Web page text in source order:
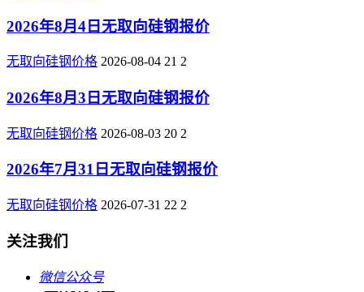
2026年8月4日无取向硅钢报价
无取向硅钢价格 2026-08-04 21 2
2026年8月3日无取向硅钢报价
无取向硅钢价格 2026-08-03 20 2
2026年7月31日无取向硅钢报价
无取向硅钢价格 2026-07-31 22 2
关注我们
微信公众号